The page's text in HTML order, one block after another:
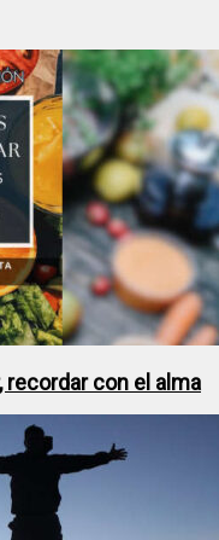
recordar con el alma